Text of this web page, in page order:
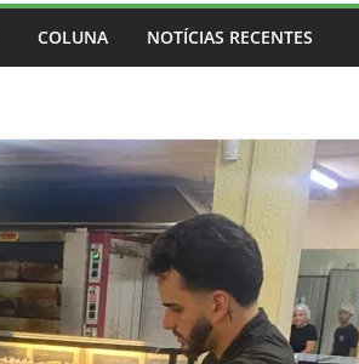
COLUNA NOTÍCIAS RECENTES